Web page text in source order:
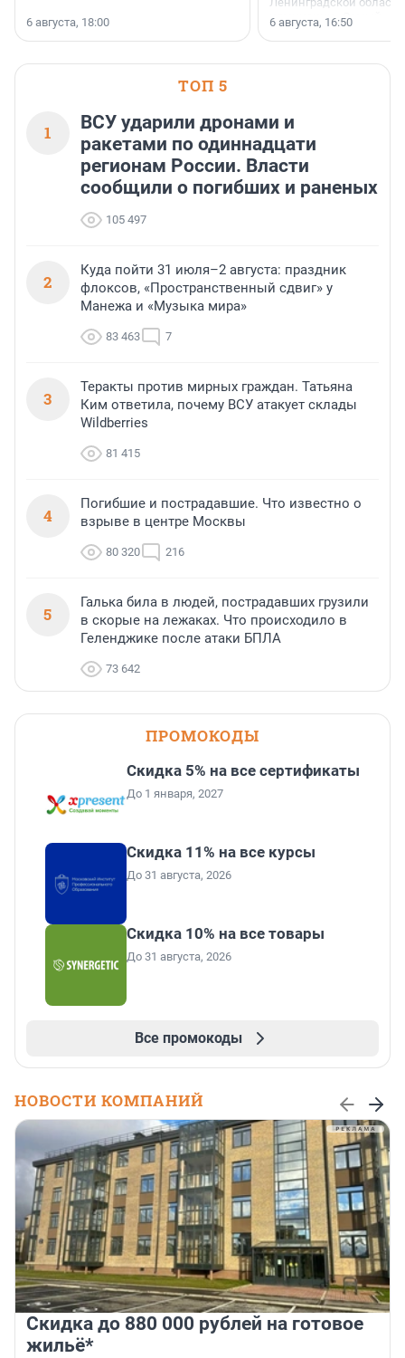
6 августа, 18:00
номинации «Самый
застройщик
области».
6 августа, 16:50
ТОП 5
1
ВСУ ударили дронами и
ракетами по одиннадцати
регионам России. Власти
сообщили о погибших и раненых
105 497
2
Куда пойти 31 июля–2 августа: праздник
флоксов, «Пространственный сдвиг» у
Манежа и «Музыка мира»
83 463 7
3
Теракты против мирных граждан. Татьяна
Ким ответила, почему ВСУ атакует склады
Wildberries
81 415
4
Погибшие и пострадавшие. Что известно о
взрыве в центре Москвы
80 320 216
5
Галька била в людей, пострадавших грузили
в скорые на лежаках. Что происходило в
Геленджике после атаки БПЛА
73 642
ПРОМОКОДЫ
Скидка 5% на все сертификаты
До 1 января, 2027
Скидка 11% на все курсы
До 31 августа, 2026
Скидка 10% на все товары
До 31 августа, 2026
Все промокоды
НОВОСТИ КОМПАНИЙ
Скидка до 880 000 рублей на готовое
жильё*